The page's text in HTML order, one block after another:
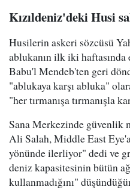
Kızıldeniz'deki Husi
Husilerin askeri sözcüsü
ablukanın ilk iki
Babu'l Mendeb'ten geri
"ablukaya karşı abluka"
"her tırmanışa tırmanışla
Sana Merkezinde güvenlik
Ali Salah, Middle East
yönünde ilerliyor" dedi ve
deniz kapasitesinin bütün
kullanmadığını"